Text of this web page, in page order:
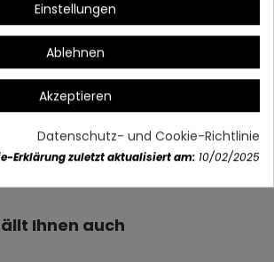
Artikeldetails
Ihnen auch
Einstellungen
Ablehnen
Akzeptieren
Datenschutz- und Cookie-Richtlinie
Erklärung zuletzt aktualisiert am: 10/02/2025